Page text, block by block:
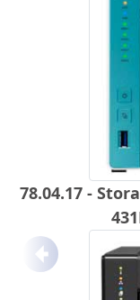
78.04.17 -
Anterior